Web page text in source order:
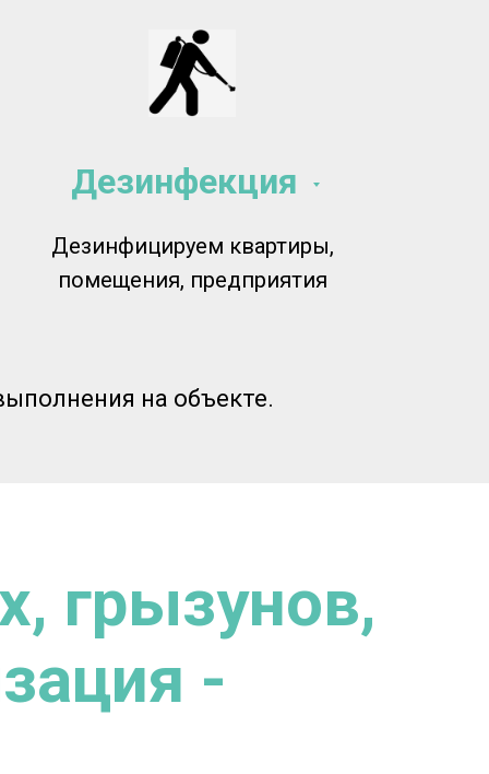
Дезинфекция
Дезинфицируем квартиры,
помещения, предприятия
на объекте.
грызунов,
-